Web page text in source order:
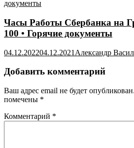
Часы Работы Сбербанка на
100 • Горячие документы
04.12.202204.12.2021 Александр
Добавить комментарий
Ваш адрес email не будет опубликован.
помечены *
Комментарий *